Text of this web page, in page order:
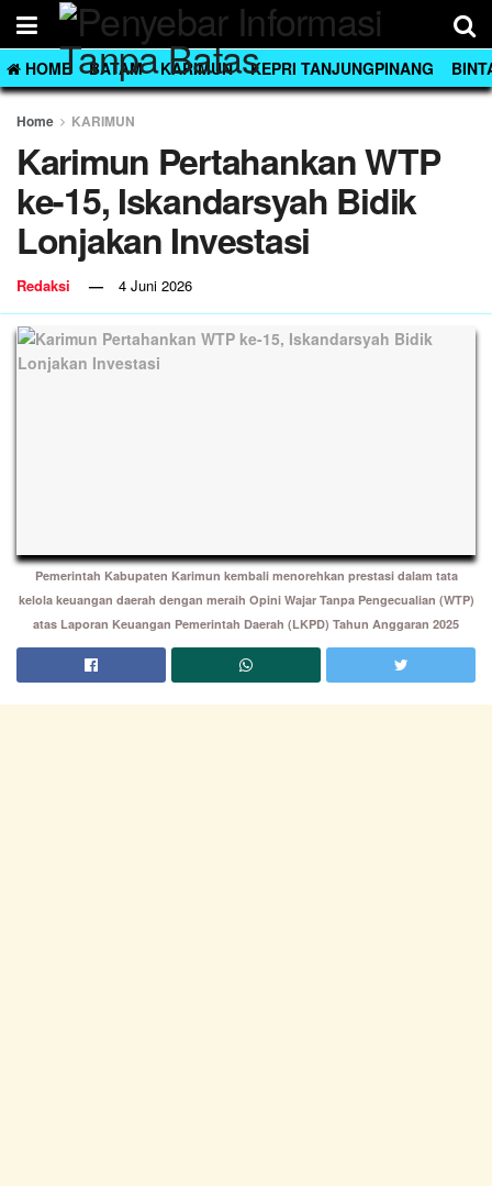
HOME BATAM KARIMUN KEPRI TANJUNGPINANG
Home KARIMUN
Karimun Pertahankan WTP
ke-15, Iskandarsyah Bidik
Lonjakan Investasi
Redaksi 4 Juni 2026
Pemerintah Kabupaten Karimun kembali menorehkan prestasi dalam tata
kelola keuangan daerah dengan meraih Opini Wajar Tanpa Pengecualian (WTP)
atas Laporan Keuangan Pemerintah Daerah (LKPD) Tahun Anggaran 2025